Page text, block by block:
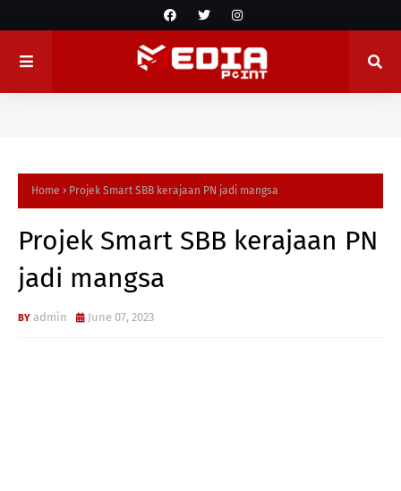
Home Projek Smart SBB kerajaan PN jadi mangsa
Projek Smart SBB kerajaan PN
jadi mangsa
admin June 07, 2023